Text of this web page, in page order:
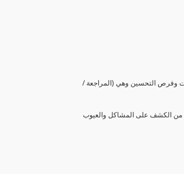
وفرص التحسين وهي (المراجعة /
من الكشف على المشاكل والعيوب